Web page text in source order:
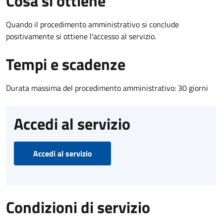
Quando il procedimento amministrativo si conclude
positivamente si ottiene l'accesso al servizio.
Tempi e scadenze
Durata massima del procedimento amministrativo: 30 giorni
Accedi al servizio
Accedi al servizio
Condizioni di servizio